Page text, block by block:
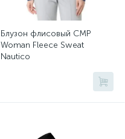
Блузон флисовый CMP
Woman Fleece Sweat
Nautico